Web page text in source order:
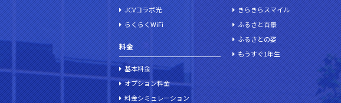
JCVコラボ光
らくらくWiFi
料金
基本料金
オプション料金
料金シミュレーション
きらきらスマイル
ふるさと百景
ふるさとの姿
もうすぐ1年生